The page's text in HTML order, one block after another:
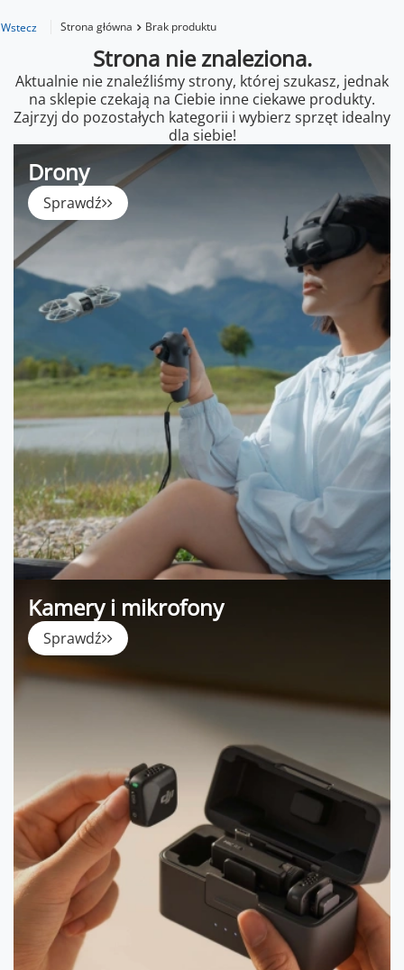
Wstecz Strona główna Brak produktu
Strona nie znaleziona.
Aktualnie nie znaleźliśmy strony, której szukasz, jednak
na sklepie czekają na Ciebie inne ciekawe produkty.
Zajrzyj do pozostałych kategorii i wybierz sprzęt idealny
dla siebie!
Drony
Sprawdź
Kamery i mikrofony
Sprawdź